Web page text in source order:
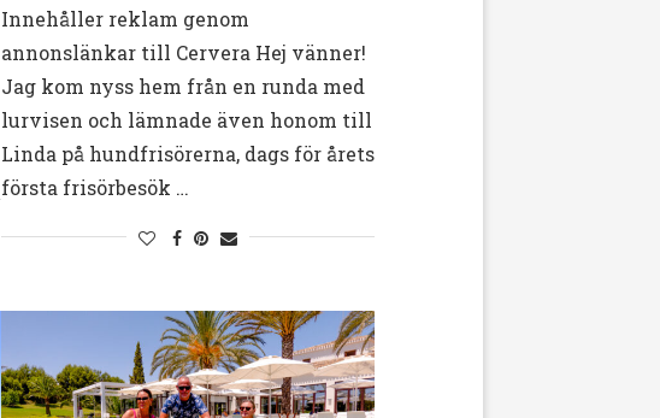
Innehåller reklam genom
annonslänkar till Cervera Hej vänner!
Jag kom nyss hem från en runda med
lurvisen och lämnade även honom till
Linda på hundfrisörerna, dags för årets
första frisörbesök …